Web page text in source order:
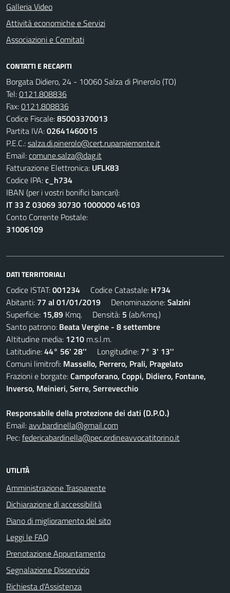
Galleria Video
Attività economiche e Servizi
Associazioni e Comitati
CONTATTI E RECAPITI
Borgata Didiero, 24 - 10060 Salza di Pinerolo (TO)
Tel:0121.808836
Fax:0121.808836
Codice Fiscale:85003370013
Partita IVA:02641460015
P.E.C.:salza.di.pinerolo@cert.ruparpiemonte.it
Email:comune.salza@dag.it
Fatturazione Elettronica: UFLK83
Codice IPA:c_h734
IBAN (per i vostri bonifici bancari):
IT 33 Z 03069 30730 1000000 46103
Conto Corrente Postale:
31006109
DATI TERRITORIALI
Codice ISTAT:001234 Codice Catastale: H734
Abitanti: 77 al 01/01/2019 Denominazione:Salzini
Superficie: 15,89 Kmq. Densità: 5 (ab/kmq.)
Santo patrono: Beata Vergine - 8 settembre
Altitudine media: 1210 m.s.l.m.
Latitudine:44° 56' 28'' Longitudine: 7° 3' 13''
Comuni limitrofi: Massello, Perrero, Prali, Pragelato
Frazioni e borgate:Campoforano, Coppi, Didiero, Fontane,
Inverso, Meinieri, Serre, Serrevecchio
Responsabile della protezione dei dati (D.P.O.)
Email:avv.bardinella@gmail.com
Pec:federicabardinella@pec.ordineavvocatitorino.it
UTILITÀ
Amministrazione Trasparente
Dichiarazione di accessibilità
Piano di miglioramento del sito
Leggi le FAQ
Prenotazione Appuntamento
Segnalazione Disservizio
Richiesta d'Assistenza